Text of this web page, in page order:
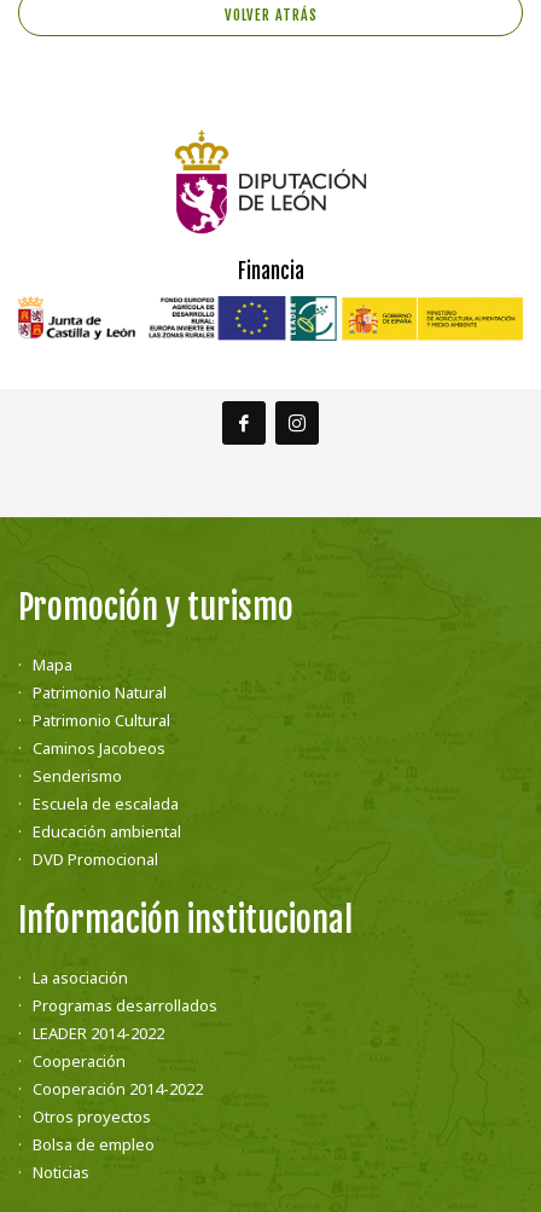
VOLVER ATRÁS
Financia
Promoción y turismo
Mapa
Patrimonio Natural
Patrimonio Cultural
Caminos Jacobeos
Senderismo
Escuela de escalada
Educación ambiental
DVD Promocional
Información institucional
La asociación
Programas desarrollados
LEADER 2014-2022
Cooperación
Cooperación 2014-2022
Otros proyectos
Bolsa de empleo
Noticias